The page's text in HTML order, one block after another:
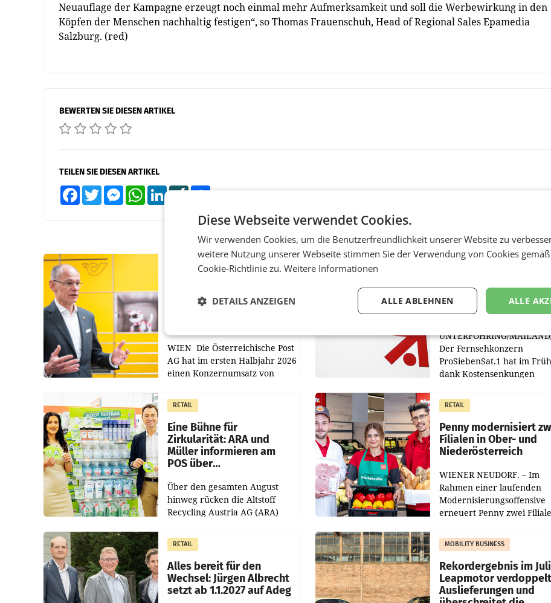
Neuauflage der Kampagne erzeugt noch einmal mehr Aufmerksamkeit und soll die Werbewirkung in den
Köpfen der Menschen nachhaltig festigen“, so Thomas Frauenschuh, Head of Regional Sales Epamedia
Salzburg. (red)
BEWERTEN SIE DIESEN ARTIKEL
TEILEN SIE DIESEN ARTIKEL
FacebookTwitter MessengerWhatsAppLinkedInXING Teilen
PRIMENEWS
Umsatzplus im ersten
WIEN Die Österreichische Post
AG hat im ersten Halbjahr 2026
einen Konzernumsatz von
erwirtschaftet, was einem Plus
von 3,8 Prozent gegenüber
dem Vergleichszeitraum
ProSiebenSat.1 spart
macht überraschend
Gewinn
UNTERFÖHRING/
Der Fernsehkonzern
ProSiebenSat.1 hat im
dank Kostensenkungen
gemacht und die
Markterwartung deutlich
übertroffen.
RETAIL
Eine Bühne für
Zirkularität: ARA und
Müller informieren am
POS über
Über den gesamten August
hinweg rücken die Altstoff
Recycling Austria AG (ARA)
Müller die Initiative „Kreislauf-
Helden“ in allen
österreichischen Müller-Filialen
RETAIL
Penny modernisiert
Filialen in Ober- und
Niederösterreich
WIENER NEUDORF. – Im
Rahmen einer laufenden
Modernisierungsoffensive
erneuert Penny zwei
Die beiden Standorte liegen
Haag sowie im rund
RETAIL
Alles bereit für den
Wechsel: Jürgen Albrecht
setzt ab 1.1.2027 auf Adeg
MOBILITY BUSINESS
Rekordergebnis im
Leapmotor verdoppelt
Auslieferungen und
Diese Webseite verwendet Cookies.
Wir verwenden Cookies, um die Benutzerfreundlichkeit unserer Website zu
weitere Nutzung unserer Webseite stimmen Sie der Verwendung von Cookies
Cookie-Richtlinie zu. Weitere Informationen
ALLE
ALLE ABLEHNEN
DETAILS ANZEIGEN